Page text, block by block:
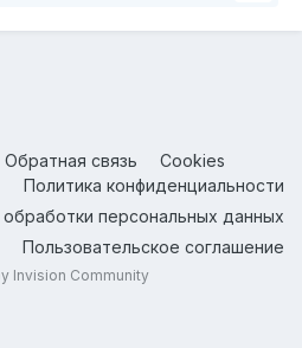
Обратная связь
Cookies
Политика конфиденциальности
обработки персональных данных
Пользовательское соглашение
Invision Community